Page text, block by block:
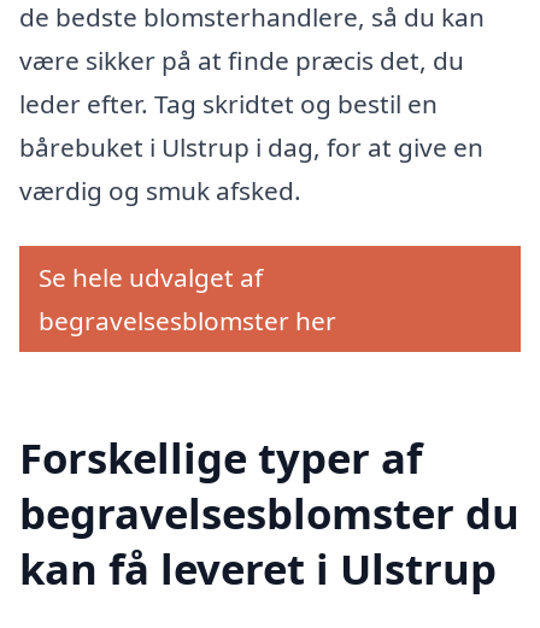
de bedste blomsterhandlere, så du kan
være sikker på at finde præcis det, du
leder efter. Tag skridtet og bestil en
bårebuket i Ulstrup i dag, for at give en
værdig og smuk afsked.
Se hele udvalget af
begravelsesblomster her
Forskellige typer af
begravelsesblomster du
kan få leveret i Ulstrup